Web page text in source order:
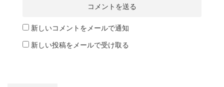
新しいコメントをメールで通知
新しい投稿をメールで受け取る